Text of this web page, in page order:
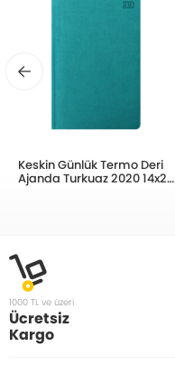
Keskin Günlük Termo Deri
Ajanda Turkuaz 2020 14x20
cm 832909-99
1000 TL ve üzeri
Ücretsiz
Kargo